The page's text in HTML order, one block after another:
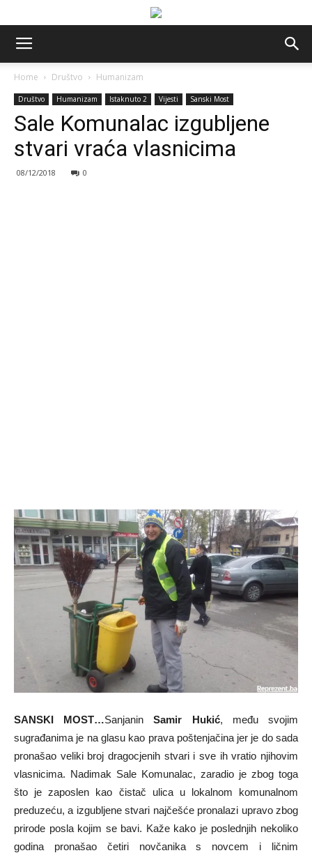
Home Društvo Humanizam
Društvo Humanizam Istaknuto 2 Vijesti Sanski Most
Sale Komunalac izgubljene
stvari vraća vlasnicima
08/12/2018 0
SANSKI MOST…SanjaninSamir Hukić, među svojim
sugrađanima je na glasu kao prava poštenjačina jer je do sada
pronašao veliki broj dragocjenih stvari i sve ih vratio njihovim
vlasnicima. Nadimak Sale Komunalac, zaradio je zbog toga
što je zaposlen kao čistač ulica u lokalnom komunalnom
preduzeću, a izgubljene stvari najčešće pronalazi upravo zbog
prirode posla kojim se bavi. Kaže kako je poslednjih nekoliko
godina pronašao četiri novčanika s novcem i ličnim